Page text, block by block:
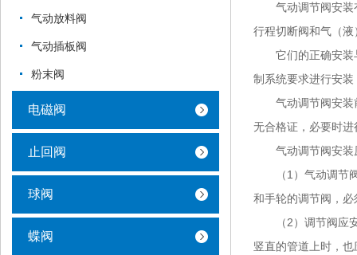
气动调节阀安装有
行程切断阀和气（
它们的正确安装与
制系统要求进行安
气动调节阀安装前
无合格证，必要时
气动调节阀安装
（1）气动调节阀
和手轮的调节阀，
（2）调节阀应安
竖直的管道上时，
气动放料阀
气动插板阀
粉末阀
电磁阀
止回阀
球阀
蝶阀